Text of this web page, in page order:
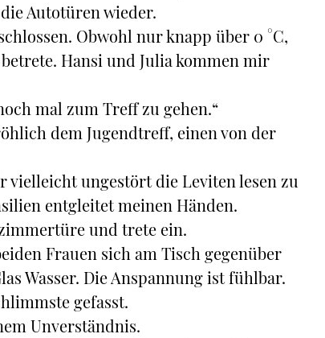
Autotüren wieder.
Obwohl nur knapp über 0 °C,
Hansi und Julia kommen mir
mal zum Treff zu gehen.“
dem Jugendtreff, einen von der
vielleicht ungestört die Leviten lesen zu
entgleitet meinen Händen.
und trete ein.
Frauen sich am Tisch gegenüber
Wasser. Die Anspannung ist fühlbar.
gefasst.
Unverständnis.